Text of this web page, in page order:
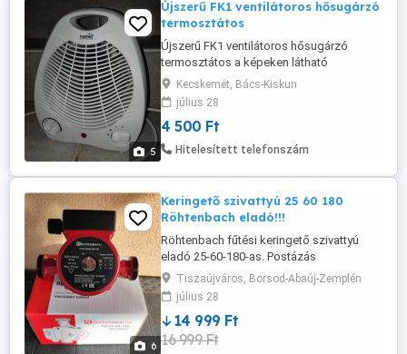
5
Újszerű FK1 ventilátoros hősugárzó
termosztátos
Újszerű FK1 ventilátoros hősugárzó
termosztátos a képeken látható
megkímélt állapotban eladó.
Kecskemét, Bács-Kiskun
július 28
4 500 Ft
Hitelesített telefonszám
6
Keringető szivattyú 25 60 180
Röhtenbach eladó!!!
Röhtenbach fűtési keringető szivattyú
eladó 25-60-180-as. Postázás
utánvételesen megoldható vagy
személyes átvétel! Tel:36705928151
Tiszaújváros, Borsod-Abaúj-Zemplén
július 28
14 999 Ft
16 999 Ft